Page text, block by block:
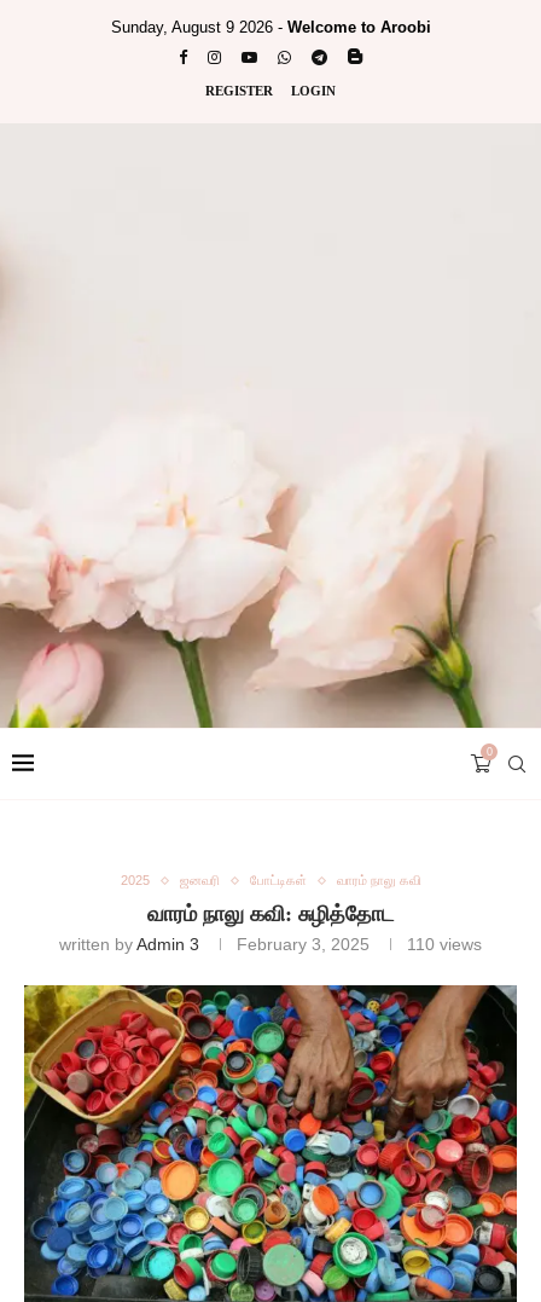
Sunday, August 9 2026 - Welcome to Aroobi
REGISTER LOGIN
0
2025 ஜனவரி போட்டிகள் வாரம் நாலு கவி
வாரம் நாலு கவி: சுழித்தோட
written byAdmin 3 February 3, 2025 110 views